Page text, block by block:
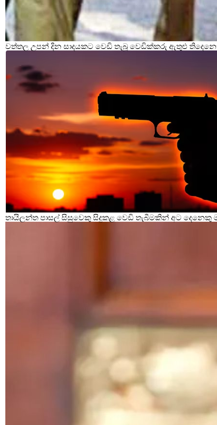
වත්තල උපන් දින සාදයකට වෙඩි තැබූ වෙඩික්කරු ඇතුළු
තායිලන්ත පාසල් සිසුවෙකු සිදුකළ වෙඩි තැබීමකින් අට දෙනෙකු